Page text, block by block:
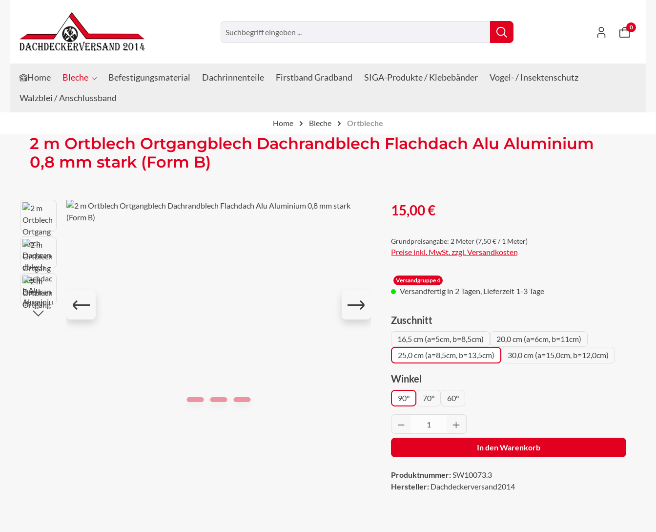
Zum Hauptinhalt springen
Zur Suche springen
0
Home Bleche Befestigungsmaterial Dachrinnenteile Firstband Gradband SIGA-Produkte / Klebebänder
Vogel- / Insektenschutz
Walzblei / Anschlussband
Home Bleche Ortbleche
2 m Ortblech Ortgangblech Dachrandblech Flachdach Alu Aluminium
0,8 mm stark (Form B)
Bildergalerie überspringen Regulärer Preis:
15,00 €
Grundpreisangabe: 2 Meter (7,50 € / 1 Meter)
Preise inkl. MwSt. zzgl. Versandkosten
Versandgruppe 4
Versandfertig in 2 Tagen, Lieferzeit 1-3 Tage
Zuschnittauswählen
16,5 cm (a=5cm, b=8,5cm)
20,0 cm (a=6cm, b=11cm)
25,0 cm (a=8,5cm, b=13,5cm)
30,0 cm (a=15,0cm, b=12,0cm)
Winkelauswählen
90° 70° 60°
Produkt Anzahl: Gib den gewünschten Wert ein
In den Warenkorb
Produktnummer:SW10073.3
Hersteller: Dachdeckerversand2014